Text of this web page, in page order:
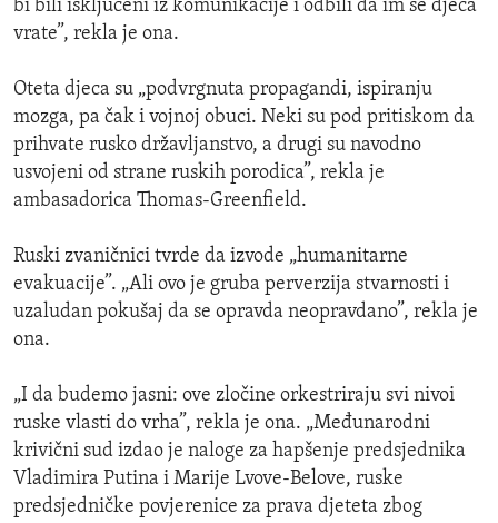
bi bili isključeni iz komunikacije i odbili da im se djeca
vrate”, rekla je ona.
Oteta djeca su „podvrgnuta propagandi, ispiranju
mozga, pa čak i vojnoj obuci. Neki su pod pritiskom da
prihvate rusko državljanstvo, a drugi su navodno
usvojeni od strane ruskih porodica”, rekla je
ambasadorica Thomas-Greenfield.
Ruski zvaničnici tvrde da izvode „humanitarne
evakuacije”. „Ali ovo je gruba perverzija stvarnosti i
uzaludan pokušaj da se opravda neopravdano”, rekla je
ona.
„I da budemo jasni: ove zločine orkestriraju svi nivoi
ruske vlasti do vrha”, rekla je ona. „Međunarodni
krivični sud izdao je naloge za hapšenje predsjednika
Vladimira Putina i Marije Lvove-Belove, ruske
predsjedničke povjerenice za prava djeteta zbog